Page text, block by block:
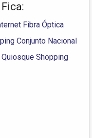
Fibra Óptica
Conjunto Nacional
Shopping